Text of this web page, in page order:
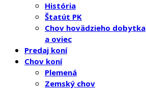
História
Štatút PK
Chov hovädzieho dobytka
a oviec
Predaj koní
Chov koní
Plemená
Zemský chov